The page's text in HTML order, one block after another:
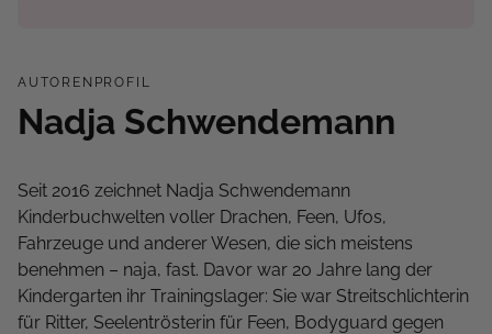
AUTORENPROFIL
Nadja Schwendemann
Seit 2016 zeichnet Nadja Schwendemann
Kinderbuchwelten voller Drachen, Feen, Ufos,
Fahrzeuge und anderer Wesen, die sich meistens
benehmen – naja, fast. Davor war 20 Jahre lang der
Kindergarten ihr Trainingslager: Sie war Streitschlichterin
für Ritter, Seelentrösterin für Feen, Bodyguard gegen